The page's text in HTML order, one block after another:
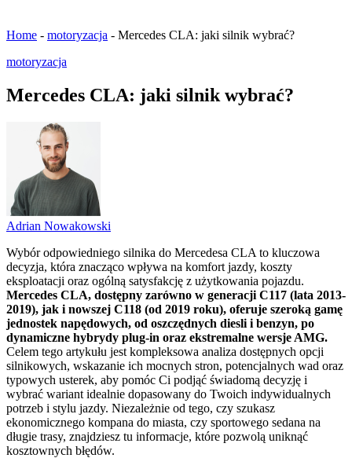
Home - motoryzacja - Mercedes CLA: jaki silnik wybrać?
motoryzacja
Mercedes CLA: jaki silnik wybrać?
Adrian Nowakowski
Wybór odpowiedniego silnika do Mercedesa CLA to kluczowa
decyzja, która znacząco wpływa na komfort jazdy, koszty
eksploatacji oraz ogólną satysfakcję z użytkowania pojazdu.
Mercedes CLA, dostępny zarówno w generacji C117 (lata 2013-
2019), jak i nowszej C118 (od 2019 roku), oferuje szeroką gamę
jednostek napędowych, od oszczędnych diesli i benzyn, po
dynamiczne hybrydy plug-in oraz ekstremalne wersje AMG.
Celem tego artykułu jest kompleksowa analiza dostępnych opcji
silnikowych, wskazanie ich mocnych stron, potencjalnych wad oraz
typowych usterek, aby pomóc Ci podjąć świadomą decyzję i
wybrać wariant idealnie dopasowany do Twoich indywidualnych
potrzeb i stylu jazdy. Niezależnie od tego, czy szukasz
ekonomicznego kompana do miasta, czy sportowego sedana na
długie trasy, znajdziesz tu informacje, które pozwolą uniknąć
kosztownych błędów.